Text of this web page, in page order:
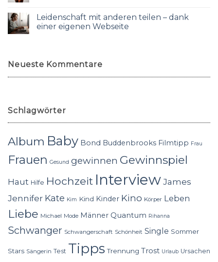
Leidenschaft mit anderen teilen – dank
einer eigenen Webseite
Neueste Kommentare
Schlagwörter
Album Baby Bond Buddenbrooks Filmtipp Frau
Frauen Gesund gewinnen Gewinnspiel
Haut Hilfe Hochzeit InterviewJames
Jennifer Kate Kim Kind Kinder Kino Körper Leben
Liebe Michael Mode Männer Quantum Rihanna
Schwanger Schwangerschaft Schönheit Single Sommer
Stars Sängerin Test Tipps Trennung Trost Urlaub Ursachen